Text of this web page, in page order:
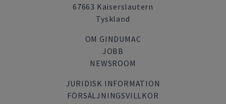
67663 Kaiserslautern
Tyskland
OM GINDUMAC
JOBB
NEWSROOM
JURIDISK INFORMATION
FÖRSÄLJNINGSVILLKOR